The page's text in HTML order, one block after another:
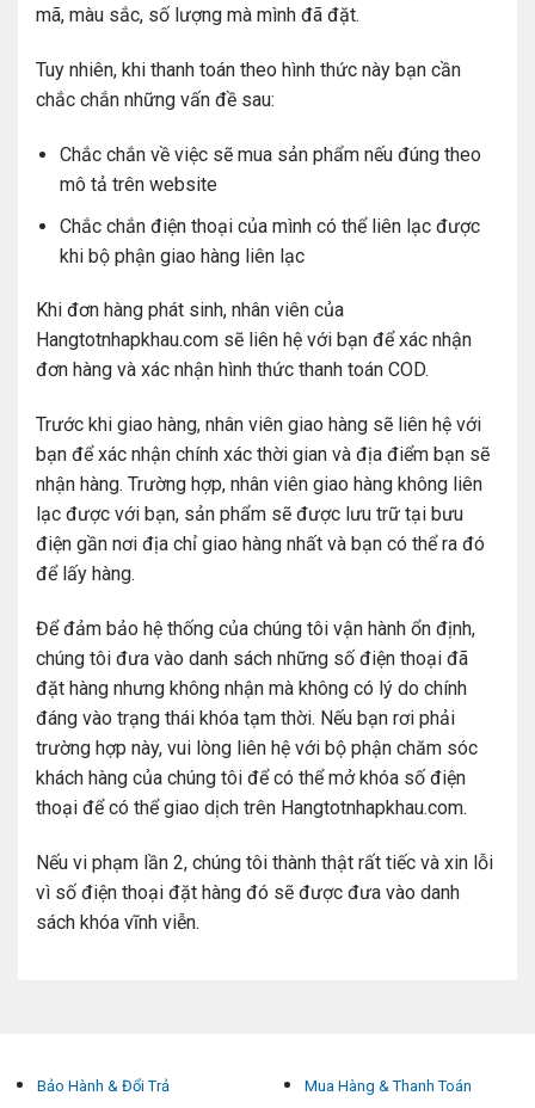
mã, màu sắc, số lượng mà mình đã đặt.
Tuy nhiên, khi thanh toán theo hình thức này bạn cần
chắc chắn những vấn đề sau:
Chắc chắn về việc sẽ mua sản phẩm nếu đúng theo
mô tả trên website
Chắc chắn điện thoại của mình có thể liên lạc được
khi bộ phận giao hàng liên lạc
Khi đơn hàng phát sinh, nhân viên của
Hangtotnhapkhau.com sẽ liên hệ với bạn để xác nhận
đơn hàng và xác nhận hình thức thanh toán COD.
Trước khi giao hàng, nhân viên giao hàng sẽ liên hệ với
bạn để xác nhận chính xác thời gian và địa điểm bạn sẽ
nhận hàng. Trường hợp, nhân viên giao hàng không liên
lạc được với bạn, sản phẩm sẽ được lưu trữ tại bưu
điện gần nơi địa chỉ giao hàng nhất và bạn có thể ra đó
để lấy hàng.
Để đảm bảo hệ thống của chúng tôi vận hành ổn định,
chúng tôi đưa vào danh sách những số điện thoại đã
đặt hàng nhưng không nhận mà không có lý do chính
đáng vào trạng thái khóa tạm thời. Nếu bạn rơi phải
trường hợp này, vui lòng liên hệ với bộ phận chăm sóc
khách hàng của chúng tôi để có thể mở khóa số điện
thoại để có thể giao dịch trên Hangtotnhapkhau.com.
Nếu vi phạm lần 2, chúng tôi thành thật rất tiếc và xin lỗi
vì số điện thoại đặt hàng đó sẽ được đưa vào danh
sách khóa vĩnh viễn.
Bảo Hành & Đổi Trả Mua Hàng & Thanh Toán